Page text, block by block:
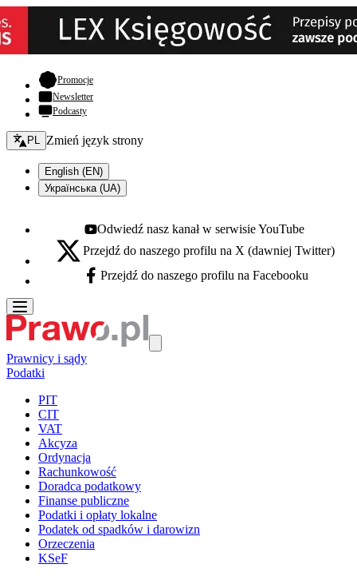
Promocje- otwiera się w nowej karcie
Newsletter
Podcasty
Zmień język - bieżący:
PL Zmień język strony
English (EN)
Українська (UA)
Youtube - otwiera się w nowej karcie
Odwiedź nasz kanał w serwisie YouTube
X - otwiera się w nowej karcie
Przejdź do naszego profilu na X (dawniej Twitter)
Facebook - otwiera się w nowej karcie
Przejdź do naszego profilu na Facebooku
Prawnicy i sądy
Podatki
PIT
CIT
VAT
Akcyza
Ordynacja
Rachunkowość
Doradca podatkowy
Finanse publiczne
Podatki i opłaty lokalne
Podatek od spadków i darowizn
Orzeczenia
KSeF